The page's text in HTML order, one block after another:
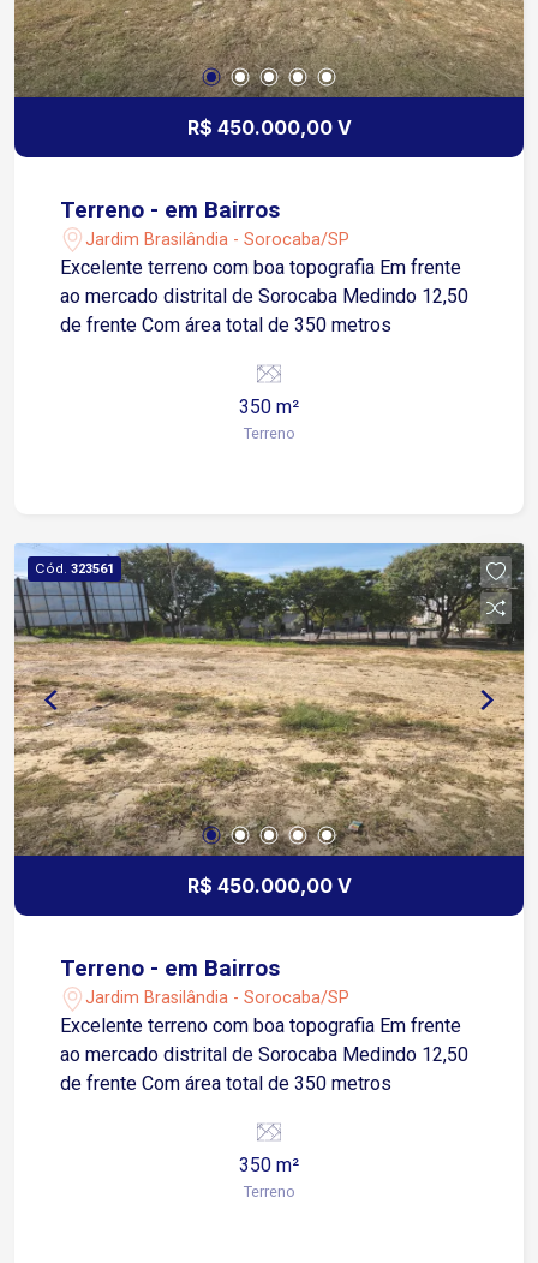
R$ 450.000,00 V
Terreno - em Bairros
Jardim Brasilândia - Sorocaba/SP
Excelente terreno com boa topografia Em frente
ao mercado distrital de Sorocaba Medindo 12,50
de frente Com área total de 350 metros
350 m²
Terreno
Cód. 323561
R$ 450.000,00 V
Terreno - em Bairros
Jardim Brasilândia - Sorocaba/SP
Excelente terreno com boa topografia Em frente
ao mercado distrital de Sorocaba Medindo 12,50
de frente Com área total de 350 metros
350 m²
Terreno